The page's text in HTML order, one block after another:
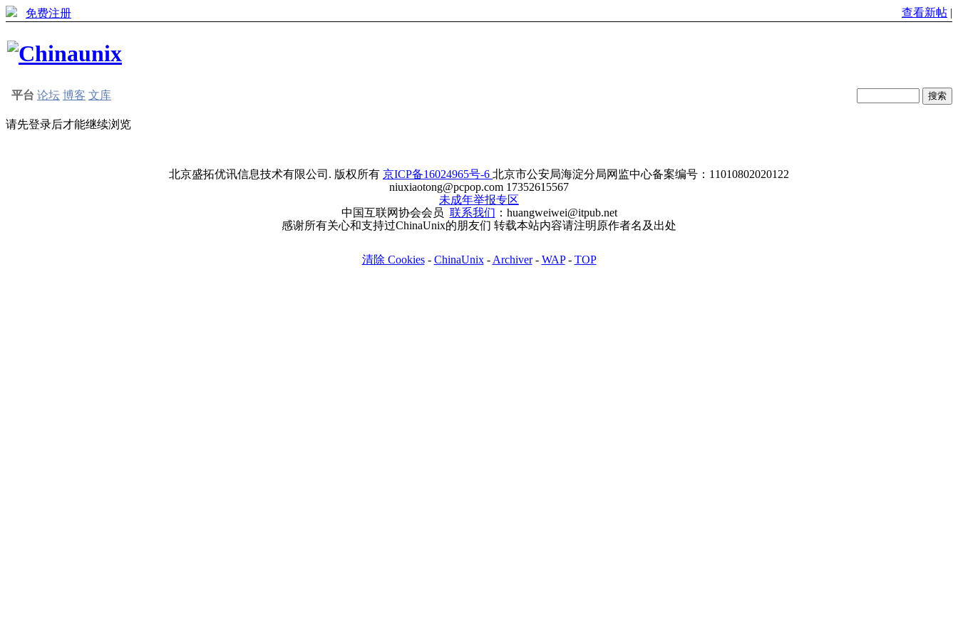
免费注册 查看新帖 |
平台 论坛 博客 文库
请先登录后才能继续浏览
北京盛拓优讯信息技术有限公司. 版权所有 京ICP备16024965号-6 北京市公安局海淀分局网监中心备案编号：11010802020122
niuxiaotong@pcpop.com 17352615567
未成年举报专区
中国互联网协会会员 联系我们 ：huangweiwei@itpub.net
感谢所有关心和支持过ChinaUnix的朋友们 转载本站内容请注明原作者名及出处
清除 Cookies- ChinaUnix- Archiver- WAP- TOP